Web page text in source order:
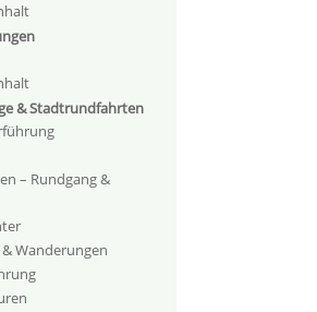
& Stadtrundfahrten
– Rundgang &
Wanderungen